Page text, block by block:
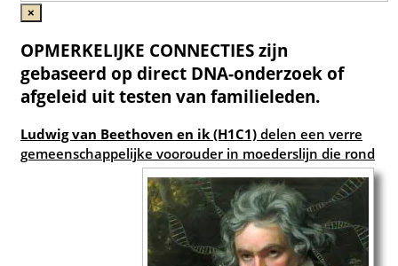
×
OPMERKELIJKE CONNECTIES zijn
gebaseerd op direct DNA-onderzoek of
afgeleid uit testen van familieleden.
Ludwig van Beethoven en ik (H1C1) delen een verre
gemeenschappelijke voorouder in moederslijn die rond